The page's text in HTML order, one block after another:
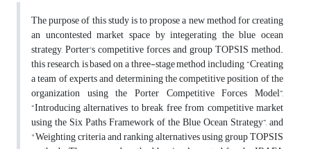
The purpose of this study is to propose a new method for creating
an uncontested market space by integerating the blue ocean
strategy, Porter's competitive forces and group TOPSIS method.
this research, is based on a three-stage method including “Creating
a team of experts and determining the competitive position of the
organization using the Porter Competitive Forces Model”,
“Introducing alternatives to break free from competitive market
using the Six Paths Framework of the Blue Ocean Strategy”, and
"Weighting criteria and ranking alternatives using group TOPSIS